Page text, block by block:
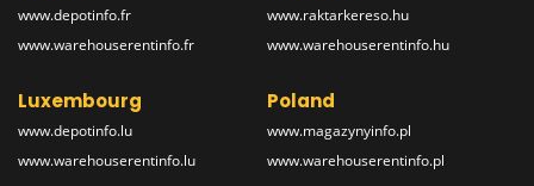
www.depotinfo.fr
www.warehouserentinfo.fr
www.raktarkereso.hu
www.warehouserentinfo.hu
Luxembourg
www.depotinfo.lu
www.warehouserentinfo.lu
Poland
www.magazynyinfo.pl
www.warehouserentinfo.pl